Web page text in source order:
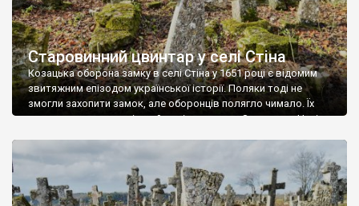
Старовинний цвинтар у селі Стіна
Козацька оборона замку в селі Стіна у 1651 році є відомим
звитяжним епізодом української історії. Поляки тоді не
змогли захопити замок, але оборонців полягло чимало. Їх
поховали на цвинтарі, який тоді називався Замковим. Нині на
ньому чимало хрестів 19 століття, є такі, де епітафії стер […]